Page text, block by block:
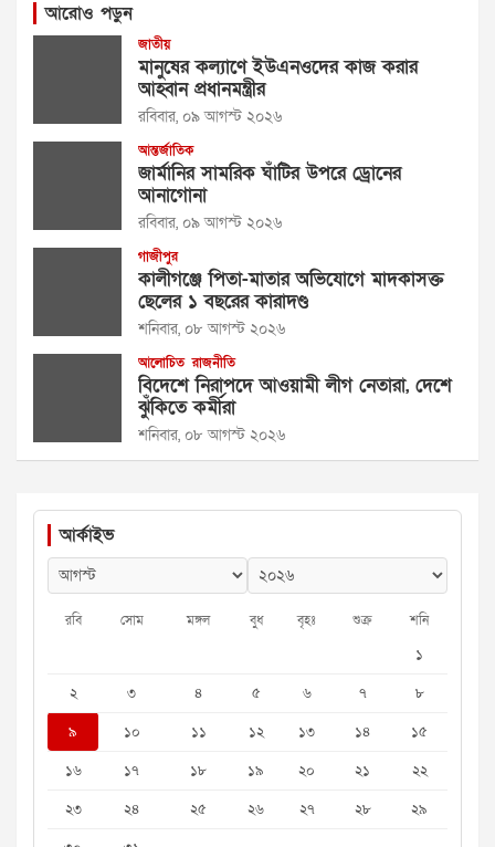
আরোও পড়ুন
জাতীয়
মানুষের কল্যাণে ইউএনওদের কাজ করার
আহ্বান প্রধানমন্ত্রীর
রবিবার, ০৯ আগস্ট ২০২৬
আন্তর্জাতিক
জার্মানির সামরিক ঘাঁটির উপরে ড্রোনের
আনাগোনা
রবিবার, ০৯ আগস্ট ২০২৬
গাজীপুর
কালীগঞ্জে পিতা-মাতার অভিযোগে মাদকাসক্ত
ছেলের ১ বছরের কারাদণ্ড
শনিবার, ০৮ আগস্ট ২০২৬
আলোচিত রাজনীতি
বিদেশে নিরাপদে আওয়ামী লীগ নেতারা, দেশে
ঝুঁকিতে কর্মীরা
শনিবার, ০৮ আগস্ট ২০২৬
আর্কাইভ
রবি সোম মঙ্গল বুধ বৃহঃ শুক্র শনি
১
২
৩ ৪ ৫ ৬ ৭
৮
৯
১০ ১১ ১২ ১৩ ১৪
১৫
১৬
১৭ ১৮ ১৯ ২০ ২১
২২
২৩
২৪ ২৫ ২৬ ২৭ ২৮
২৯